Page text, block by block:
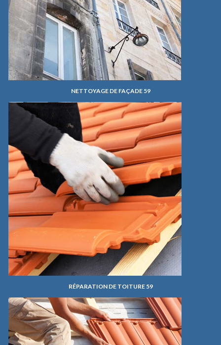
NETTOYAGE DE FAÇADE 59
RÉPARATION DE TOITURE 59